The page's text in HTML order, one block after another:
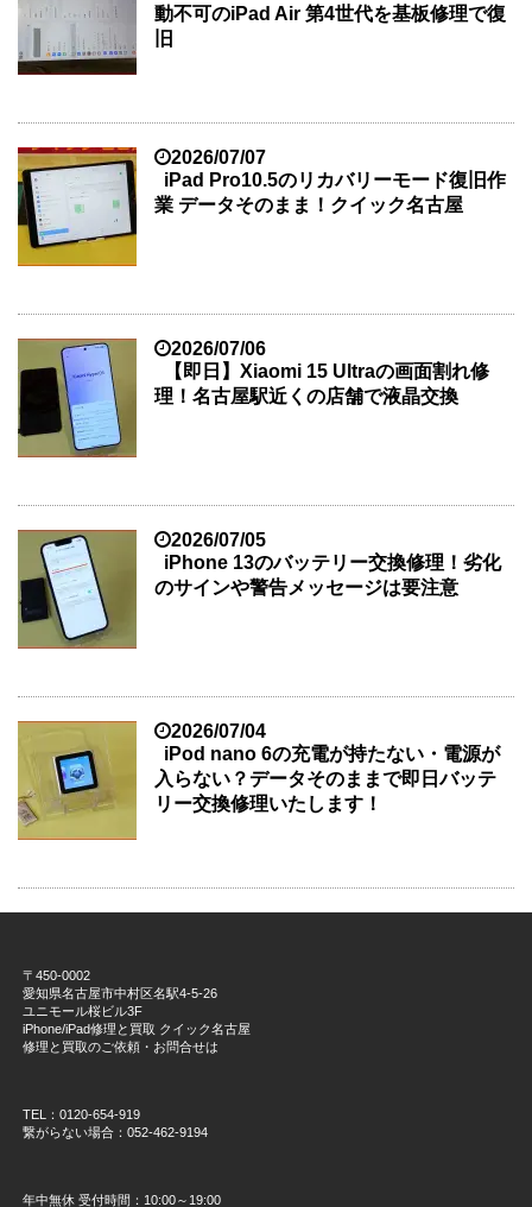
動不可のiPad Air 第4世代を基板修理で復
旧
2026/07/07
iPad Pro10.5のリカバリーモード復旧作
業 データそのまま！クイック名古屋
2026/07/06
【即日】Xiaomi 15 Ultraの画面割れ修
理！名古屋駅近くの店舗で液晶交換
2026/07/05
iPhone 13のバッテリー交換修理！劣化
のサインや警告メッセージは要注意
2026/07/04
iPod nano 6の充電が持たない・電源が
入らない？データそのままで即日バッテ
リー交換修理いたします！
〒450-0002
愛知県名古屋市中村区名駅4-5-26
ユニモール桜ビル3F
iPhone/iPad修理と買取 クイック名古屋
修理と買取のご依頼・お問合せは
TEL：0120-654-919
繋がらない場合：052-462-9194
年中無休 受付時間：10:00～19:00